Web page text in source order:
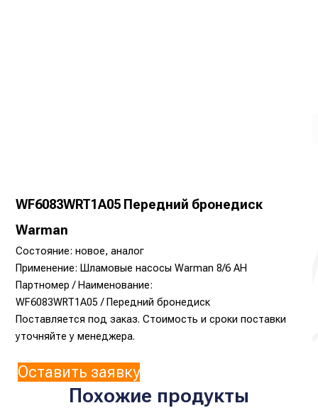
WF6083WRT1A05 Передний бронедиск
Warman
Состояние: новое, аналог
Применение: Шламовые насосы Warman 8/6 AH
Партномер / Наименование:
WF6083WRT1A05 / Передний бронедиск
Поставляется под заказ. Стоимость и сроки поставки
уточняйте у менеджера.
Оставить заявку
Похожие продукты